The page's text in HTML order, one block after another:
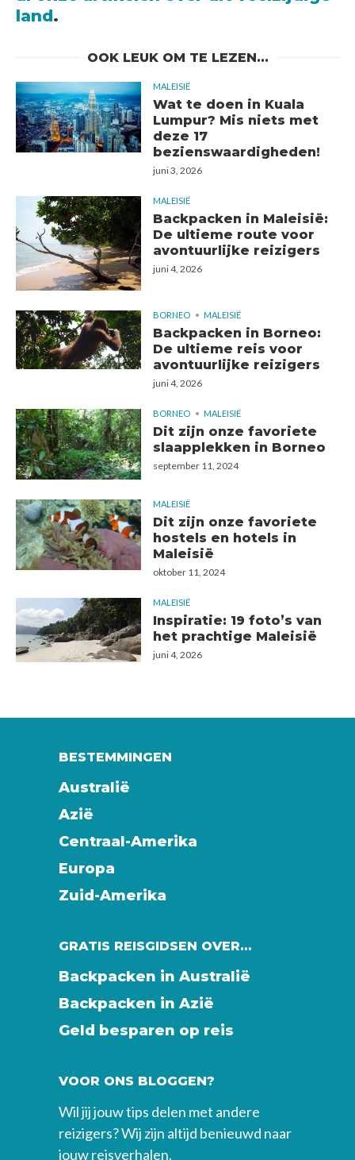
land.
OOK LEUK OM TE LEZEN...
MALEISIË
Wat te doen in Kuala
Lumpur? Mis niets met
deze 17
bezienswaardigheden!
juni 3, 2026
MALEISIË
Backpacken in Maleisië:
De ultieme route voor
avontuurlijke reizigers
juni 4, 2026
BORNEO MALEISIË
Backpacken in Borneo:
De ultieme reis voor
avontuurlijke reizigers
juni 4, 2026
BORNEO MALEISIË
Dit zijn onze favoriete
slaapplekken in Borneo
september 11, 2024
MALEISIË
Dit zijn onze favoriete
hostels en hotels in
Maleisië
oktober 11, 2024
MALEISIË
Inspiratie: 19 foto’s van
het prachtige Maleisië
juni 4, 2026
BESTEMMINGEN
Australië
Azië
Centraal-Amerika
Europa
Zuid-Amerika
GRATIS REISGIDSEN OVER…
Backpacken in Australië
Backpacken in Azië
Geld besparen op reis
VOOR ONS BLOGGEN?
Wil jij jouw tips delen met andere
reizigers? Wij zijn altijd benieuwd naar
jouw reisverhalen.